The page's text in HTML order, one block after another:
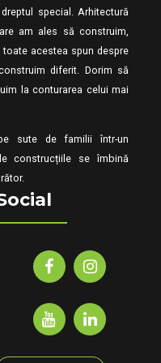
special. Arhitectură
am ales să construim,
acestea spun despre
diferit. Dorim să
la conturarea celui mai
sute de familii într-un
construcțiile se îmbină